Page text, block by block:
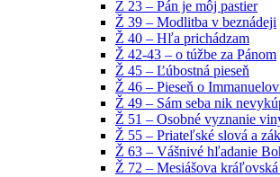
Ž 23 – Pán je môj pastier
Ž 39 – Modlitba v beznádeji
Ž 40 – Hľa prichádzam
Ž 42-43 – o túžbe za Pánom
Ž 45 – Ľúbostná pieseň
Ž 46 – Pieseň o
Ž 49 – Sám seba nik
Ž 51 – Osobné vyznanie
Ž 55 – Priateľské slová a
Ž 63 – Vášnivé hľadanie
Ž 72 – Mesiášova